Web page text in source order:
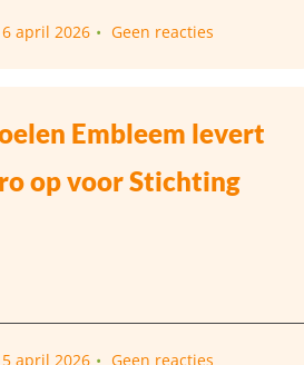
april 2026 Geen reacties
Embleem levert
op voor Stichting
april 2026 Geen reacties